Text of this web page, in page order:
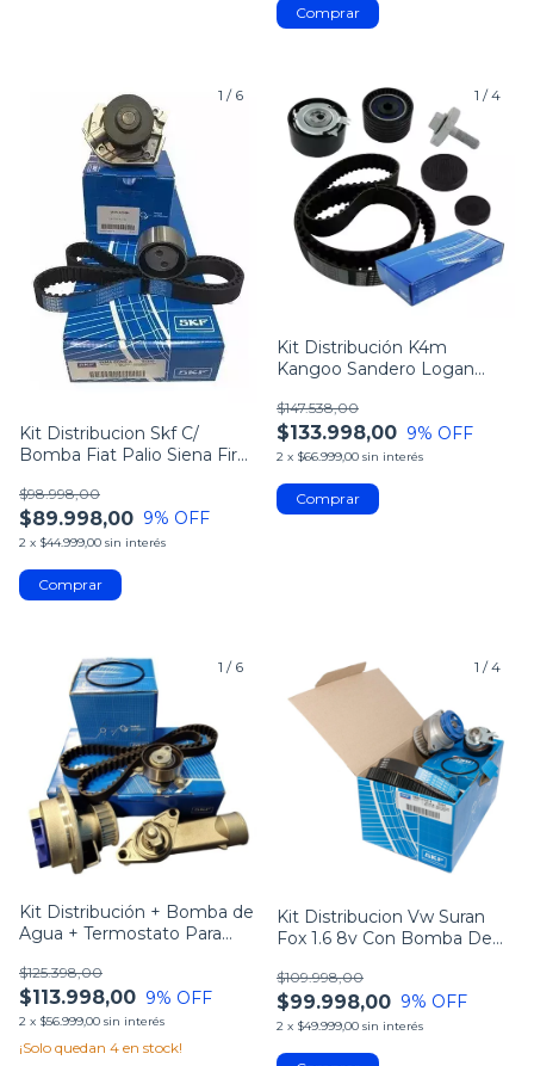
1 / 6
Kit Distribucion Skf C/
Bomba Fiat Palio Siena Fire
$89.998,00
$98.998,00
9% OFF
2 x $44.999,00 sin interés
1 /4
Kit Distribución K4m
Kangoo Sandero Logan
$133.998,00
$147.538,00
9% OFF
2 x $66.999,00 sin interés
1 / 6
Kit Distribución + Bomba de
Agua + Termostato Para
$113.998,00
$125.398,00
9% OFF
2 x $56.999,00 sin interés
¡Solo quedan 4 en stock!
1 /4
Kit Distribucion Vw Suran
Fox 1.6 8v Con Bomba De
$99.998,00
$109.998,00
9% OFF
2 x $49.999,00 sin interés